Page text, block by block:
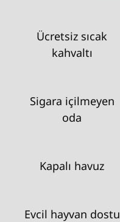
Ücretsiz sıcak
kahvaltı
Sigara içilmeyen
oda
Kapalı havuz
Evcil hayvan dostu